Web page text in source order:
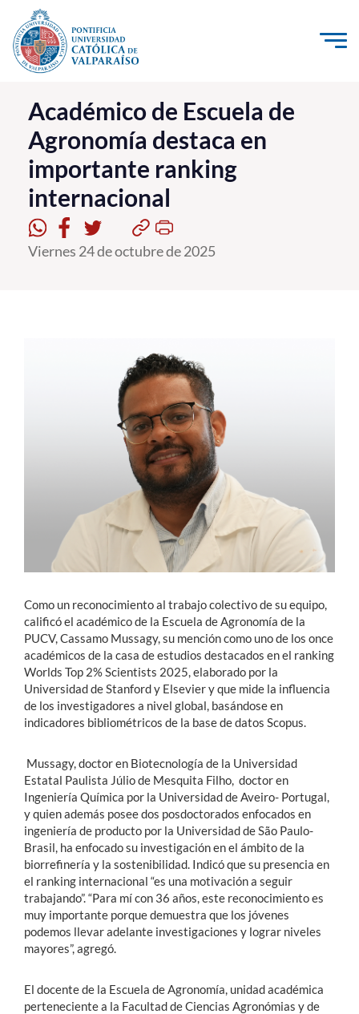
Click acá para ir directamente al contenido
La Universidad
Investigación, Creación e Innovación
PUCV Internacional
Vinculación con el Medio
Admisión
English
Académico de Escuela de
Agronomía destaca en
importante ranking
internacional
Viernes 24 de octubre de 2025
Como un reconocimiento al trabajo colectivo de su equipo,
calificó el académico de la Escuela de Agronomía de la
PUCV, Cassamo Mussagy, su mención como uno de los once
académicos de la casa de estudios destacados en el ranking
Worlds Top 2% Scientists 2025, elaborado por la
Universidad de Stanford y Elsevier y que mide la influencia
de los investigadores a nivel global, basándose en
indicadores bibliométricos de la base de datos Scopus.
Mussagy, doctor en Biotecnología de la Universidad
Estatal Paulista Júlio de Mesquita Filho, doctor en
Ingeniería Química por la Universidad de Aveiro- Portugal,
y quien además posee dos posdoctorados enfocados en
ingeniería de producto por la Universidad de São Paulo-
Brasil, ha enfocado su investigación en el ámbito de la
biorrefinería y la sostenibilidad. Indicó que su presencia en
el ranking internacional “es una motivación a seguir
trabajando”. “Para mí con 36 años, este reconocimiento es
muy importante porque demuestra que los jóvenes
podemos llevar adelante investigaciones y lograr niveles
mayores”, agregó.
El docente de la Escuela de Agronomía, unidad académica
perteneciente a la Facultad de Ciencias Agronómias y de